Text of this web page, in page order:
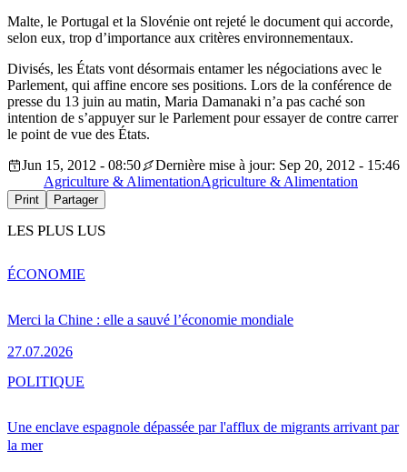
Malte, le Portugal et la Slovénie ont rejeté le document qui accorde,
selon eux, trop d’importance aux critères environnementaux.
Divisés, les États vont désormais entamer les négociations avec le
Parlement, qui affine encore ses positions. Lors de la conférence de
presse du 13 juin au matin, Maria Damanaki n’a pas caché son
intention de s’appuyer sur le Parlement pour essayer de contre carrer
le point de vue des États.
Jun 15, 2012 - 08:50
Dernière mise à jour: Sep 20, 2012 - 15:46
Agriculture & AlimentationAgriculture & Alimentation
Print Partager
LES PLUS LUS
Merci la Chine : elle a sauvé l’économie mondiale
27.07.2026
ÉCONOMIE
Une enclave espagnole dépassée par l'afflux de migrants arrivant par
la mer
POLITIQUE